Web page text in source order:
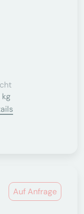
Auf Anfrage